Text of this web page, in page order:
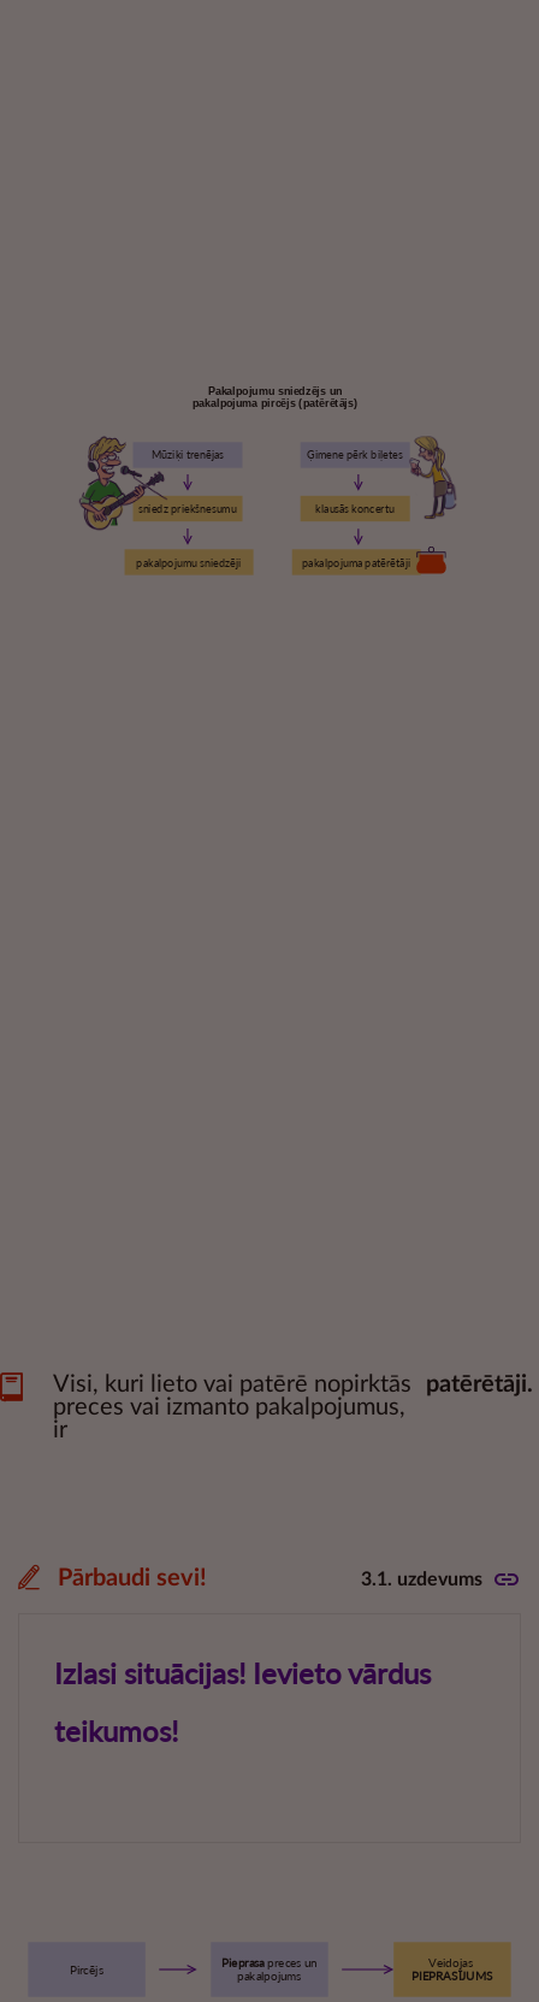
Visi, kuri lieto vai patērē nopirktās
preces vai izmanto pakalpojumus,
ir
patērētāji.
Pārbaudi sevi! 3.1. uzdevums